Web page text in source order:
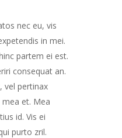
nec eu, vis
in mei.
partem ei est.
consequat an.
vel pertinax
mea et. Mea
id. Vis ei
purto zril.